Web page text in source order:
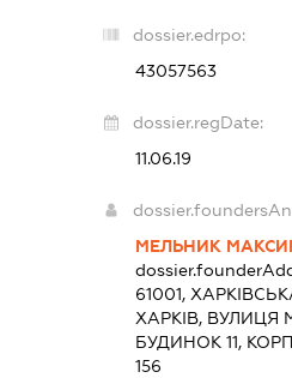
dossier.edrpo:
43057563
dossier.regDate:
11.06.19
МЕЛЬНИК
61001,
ХАРКІВ,
БУДИНОК 11,
156